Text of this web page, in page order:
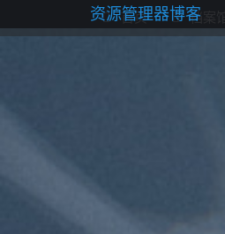
首页 档案馆
资源管理器博客